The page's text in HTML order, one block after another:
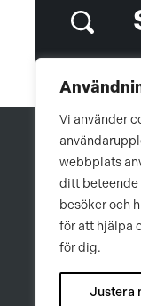
Vi använder
webbplats
ditt beteende
besöker och
för att hjälpa
för dig.
Justera